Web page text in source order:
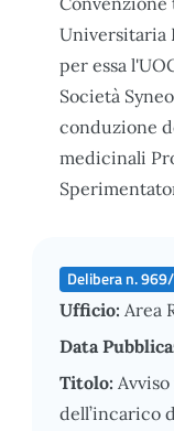
Universitaria
per essa
Società
conduzione
medicinali
Delibera n.
Ufficio: Area
Data
Titolo:
dell’incarico